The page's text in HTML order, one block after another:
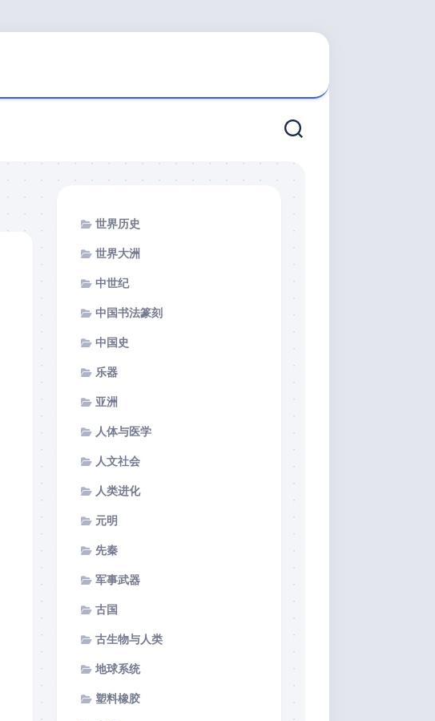
世界历史
世界大洲
中世纪
中国书法篆刻
中国史
乐器
亚洲
人体与医学
人文社会
人类进化
元明
先秦
军事武器
古国
古生物与人类
地球系统
塑料橡胶